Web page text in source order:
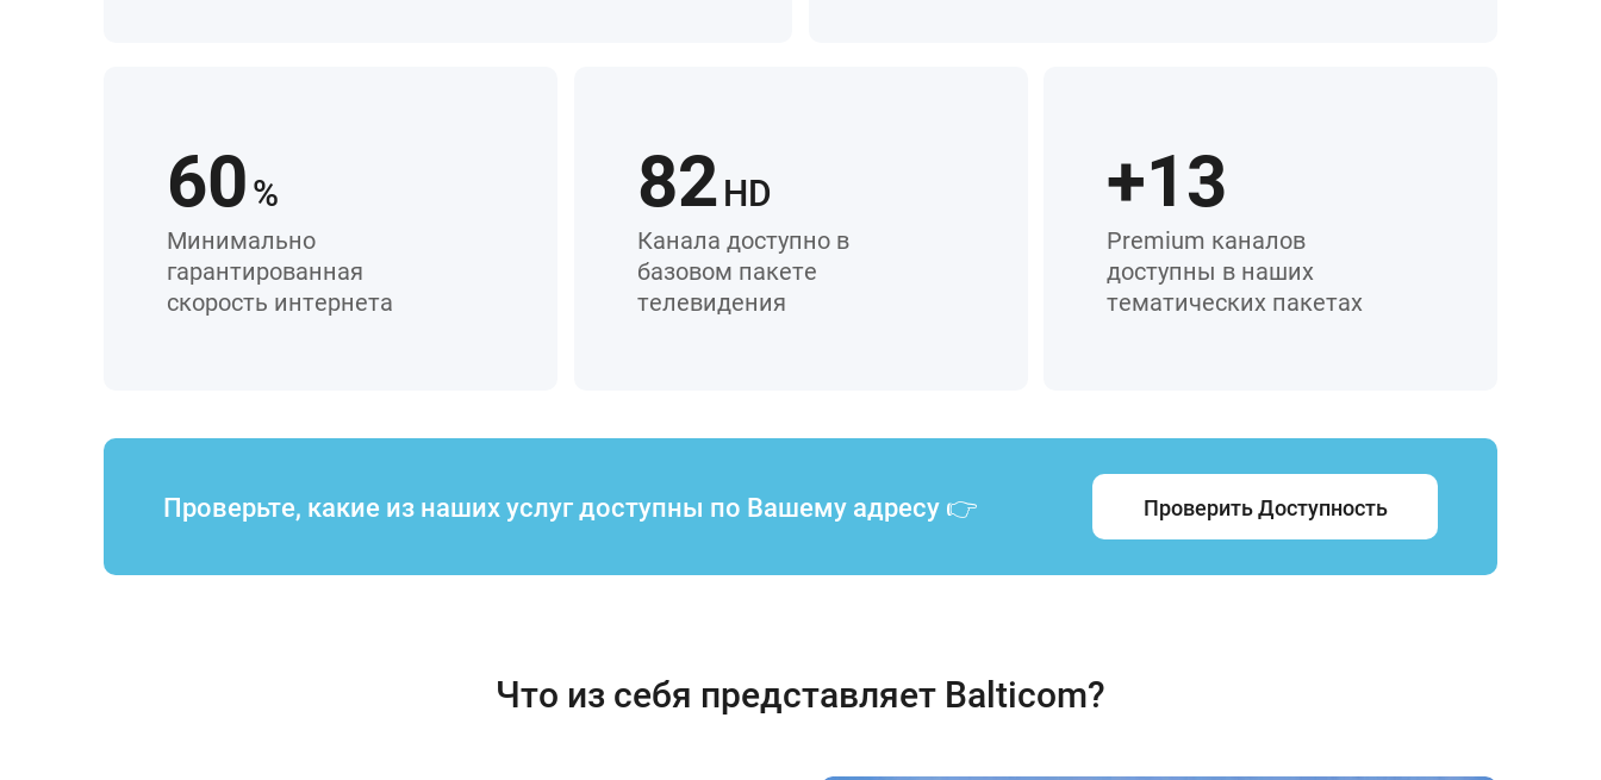
60%
Минимально
гарантированная
скорость интернета
82HD
Канала доступно в
базовом пакете
телевидения
+13
Premium каналов
доступны в наших
тематических пакетах
Проверьте, какие из наших услуг доступны по Вашему адресу 👉 Проверить Доступность
Что из себя представляет Balticom?